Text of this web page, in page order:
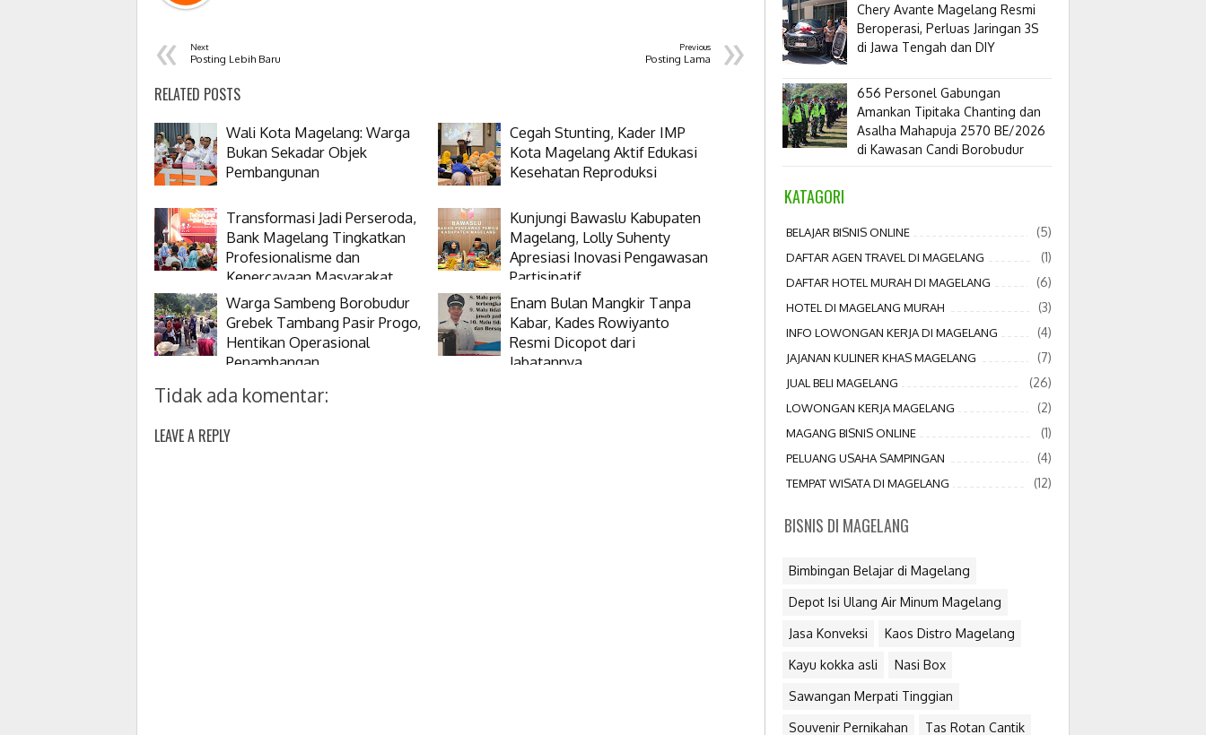
« Next
Posting Lebih Baru »
Previous
Posting Lama
RELATED POSTS
Wali Kota Magelang: Warga
Bukan Sekadar Objek
Pembangunan
Cegah Stunting, Kader IMP
Kota Magelang Aktif Edukasi
Kesehatan Reproduksi
Transformasi Jadi Perseroda,
Bank Magelang Tingkatkan
Profesionalisme dan
Kepercayaan Masyarakat
Kunjungi Bawaslu Kabupaten
Magelang, Lolly Suhenty
Apresiasi Inovasi Pengawasan
Partisipatif
Warga Sambeng Borobudur
Grebek Tambang Pasir Progo,
Hentikan Operasional
Penambangan
Enam Bulan Mangkir Tanpa
Kabar, Kades Rowiyanto
Resmi Dicopot dari
Jabatannya
Tidak ada komentar:
LEAVE A REPLY
​Chery Avante Magelang Resmi
Beroperasi, Perluas Jaringan 3S
di Jawa Tengah dan DIY
656 Personel Gabungan
Amankan Tipitaka Chanting dan
Asalha Mahapuja 2570 BE/2026
di Kawasan Candi Borobudur
KATAGORI
BELAJAR BISNIS ONLINE (5)
DAFTAR AGEN TRAVEL DI MAGELANG (1)
DAFTAR HOTEL MURAH DI MAGELANG (6)
HOTEL DI MAGELANG MURAH (3)
INFO LOWONGAN KERJA DI MAGELANG (4)
JAJANAN KULINER KHAS MAGELANG (7)
JUAL BELI MAGELANG (26)
LOWONGAN KERJA MAGELANG (2)
MAGANG BISNIS ONLINE (1)
PELUANG USAHA SAMPINGAN (4)
TEMPAT WISATA DI MAGELANG (12)
BISNIS DI MAGELANG
Bimbingan Belajar di Magelang
Depot Isi Ulang Air Minum Magelang
Jasa Konveksi Kaos Distro Magelang
Kayu kokka asli Nasi Box
Sawangan Merpati Tinggian
Souvenir Pernikahan Tas Rotan Cantik